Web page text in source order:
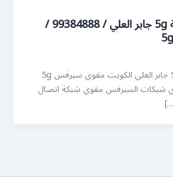
رقم مقوي شبكة 5g جابر العلي / 99384888 /
رقم مقوي شبكة 5g جابر العلي الكويت مقوي سيرفس 5g
شبكات السيرفس مقوي شبكة اتصال